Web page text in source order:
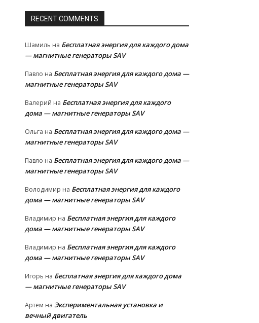
RECENT COMMENTS
Шамиль на Бесплатная энергия для каждого дома
— магнитные генераторы SAV
Павло на Бесплатная энергия для каждого дома —
магнитные генераторы SAV
Валерий на Бесплатная энергия для каждого
дома — магнитные генераторы SAV
Ольга на Бесплатная энергия для каждого дома —
магнитные генераторы SAV
Павло на Бесплатная энергия для каждого дома —
магнитные генераторы SAV
Володимир на Бесплатная энергия для каждого
дома — магнитные генераторы SAV
Владимир на Бесплатная энергия для каждого
дома — магнитные генераторы SAV
Владимир на Бесплатная энергия для каждого
дома — магнитные генераторы SAV
Игорь на Бесплатная энергия для каждого дома
— магнитные генераторы SAV
Артем на Экспериментальная установка и
вечный двигатель